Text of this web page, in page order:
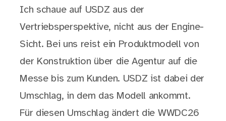
Ich schaue auf USDZ aus der
Vertriebsperspektive, nicht aus der Engine-
Sicht. Bei uns reist ein Produktmodell von
der Konstruktion über die Agentur auf die
Messe bis zum Kunden. USDZ ist dabei der
Umschlag, in dem das Modell ankommt.
Für diesen Umschlag ändert die WWDC26